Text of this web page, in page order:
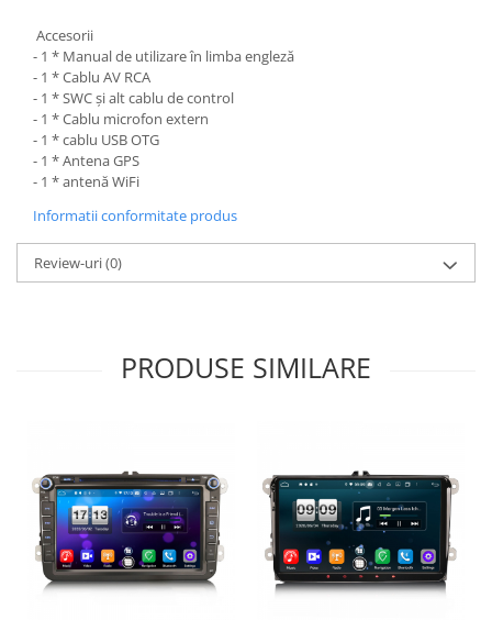
Accesorii
- 1 * Manual de utilizare în limba engleză
- 1 * Cablu AV RCA
- 1 * SWC și alt cablu de control
- 1 * Cablu microfon extern
- 1 * cablu USB OTG
- 1 * Antena GPS
- 1 * antenă WiFi
Informatii conformitate produs
Review-uri(0)
PRODUSE SIMILARE